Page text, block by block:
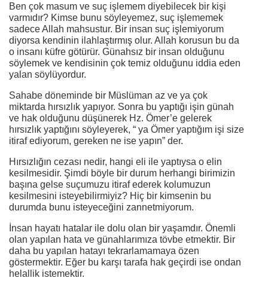
Ben çok masum ve suç işlemem diyebilecek bir kişi
varmıdır? Kimse bunu söyleyemez, suç işlememek
sadece Allah mahsustur. Bir insan suç işlemiyorum
diyorsa kendinin ilahlaştırmış olur. Allah korusun bu da
o insanı küfre götürür. Günahsız bir insan olduğunu
söylemek ve kendisinin çok temiz olduğunu iddia eden
yalan söylüyordur.
Sahabe döneminde bir Müslüman az ve ya çok
miktarda hırsızlık yapıyor. Sonra bu yaptığı işin günah
ve hak olduğunu düşünerek Hz. Ömer’e gelerek
hırsızlık yaptığını söyleyerek, “ ya Ömer yaptığım işi size
itiraf ediyorum, gereken ne ise yapın” der.
Hırsızlığın cezası nedir, hangi eli ile yaptıysa o elin
kesilmesidir. Şimdi böyle bir durum herhangi birimizin
başına gelse suçumuzu itiraf ederek kolumuzun
kesilmesini isteyebilirmiyiz? Hiç bir kimsenin bu
durumda bunu isteyeceğini zannetmiyorum.
İnsan hayatı hatalar ile dolu olan bir yaşamdır. Önemli
olan yapılan hata ve günahlarımıza tövbe etmektir. Bir
daha bu yapılan hatayı tekrarlamamaya özen
göstermektir. Eğer bu karşı tarafa hak geçirdi ise ondan
helallik istemektir.